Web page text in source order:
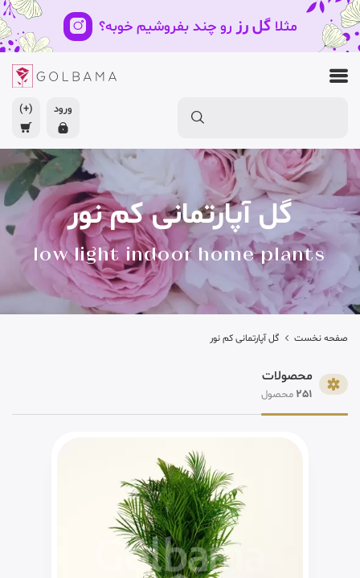
مثلاگل رز رو چند بفروشیم خوبه؟
ورود (+)
گل آپارتمانی کم نور
low light indoor home plants
صفحه نخست گل آپارتمانی کم نور
محصولات
251 محصول